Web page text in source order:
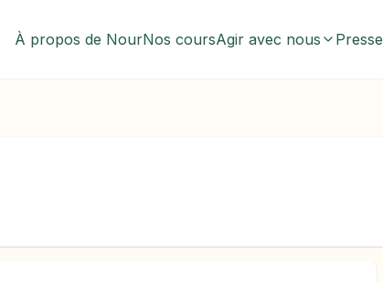
À propos de NourNos coursAgir avec nous Presse